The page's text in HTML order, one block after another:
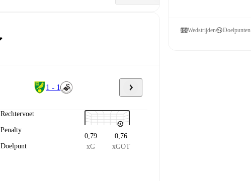
1 - 1
Rechtervoet
Penalty
Doelpunt
0,79
xG
0,76
xGOT
Wedstrijden Doelpunten